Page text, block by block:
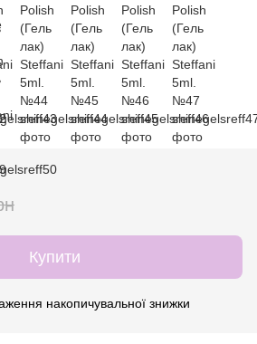
Купити
накопичувальної знижки